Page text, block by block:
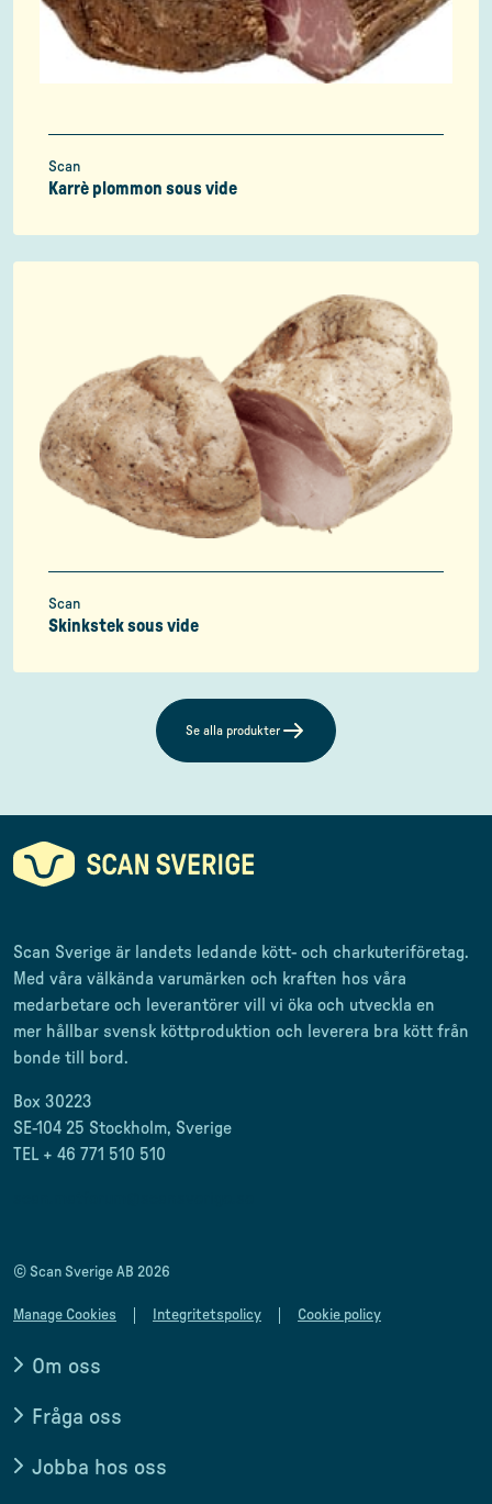
Scan
Karrè plommon sous vide
Scan
Skinkstek sous vide
Se alla produkter
Scan Sverige är landets ledande kött- och charkuteriföretag.
Med våra välkända varumärken och kraften hos våra
medarbetare och leverantörer vill vi öka och utveckla en
mer hållbar svensk köttproduktion och leverera bra kött från
bonde till
bord.
Box 30223
SE-104 25 Stockholm, Sverige
TEL + 46 771 510 510
© Scan Sverige AB 2026
Manage Cookies Integritetspolicy Cookie policy
Om oss
Fråga oss
Jobba hos oss